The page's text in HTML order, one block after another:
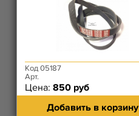
Код 05187
Арт.
Цена: 850 руб
Добавить в корзину